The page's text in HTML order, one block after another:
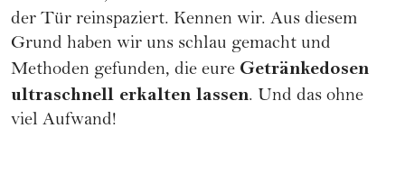
der Tür reinspaziert. Kennen wir. Aus diesem
Grund haben wir uns schlau gemacht und
Methoden gefunden, die eure Getränkedosen
ultraschnell erkalten lassen. Und das ohne
viel Aufwand!